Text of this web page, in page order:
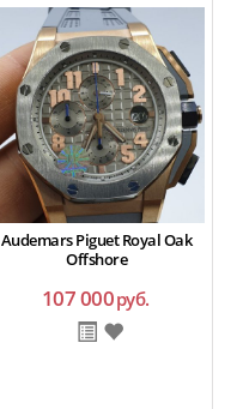
Audemars Piguet Royal Oak
Offshore
107 000руб.